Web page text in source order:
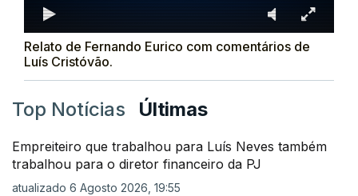
Relato de Fernando Eurico com comentários de
Luís Cristóvão.
Top Notícias Últimas
Empreiteiro que trabalhou para Luís Neves também
trabalhou para o diretor financeiro da PJ
atualizado 6 Agosto 2026, 19:55